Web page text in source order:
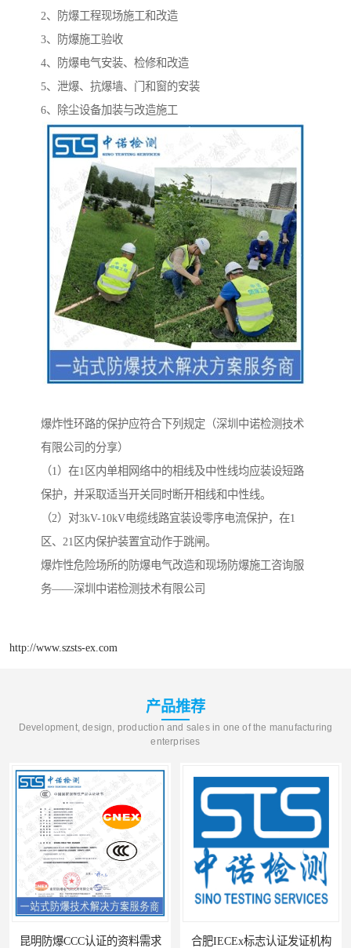
2、防爆工程现场施工和改造
3、防爆施工验收
4、防爆电气安装、检修和改造
5、泄爆、抗爆墙、门和窗的安装
6、除尘设备加装与改造施工
爆炸性环路的保护应符合下列规定（深圳中诺检测技术
有限公司的分享）
（1）在1区内单相网络中的相线及中性线均应装设短路
保护，并采取适当开关同时断开相线和中性线。
（2）对3kV-10kV电缆线路宜装设零序电流保护，在1
区、21区内保护装置宜动作于跳闸。
爆炸性危险场所的防爆电气改造和现场防爆施工咨询服
务——深圳中诺检测技术有限公司
http://www.szsts-ex.com
产品推荐
Development, design, production and sales in one of the manufacturing
enterprises
昆明防爆CCC认证的资料需求 合肥IECEx标志认证发证机构